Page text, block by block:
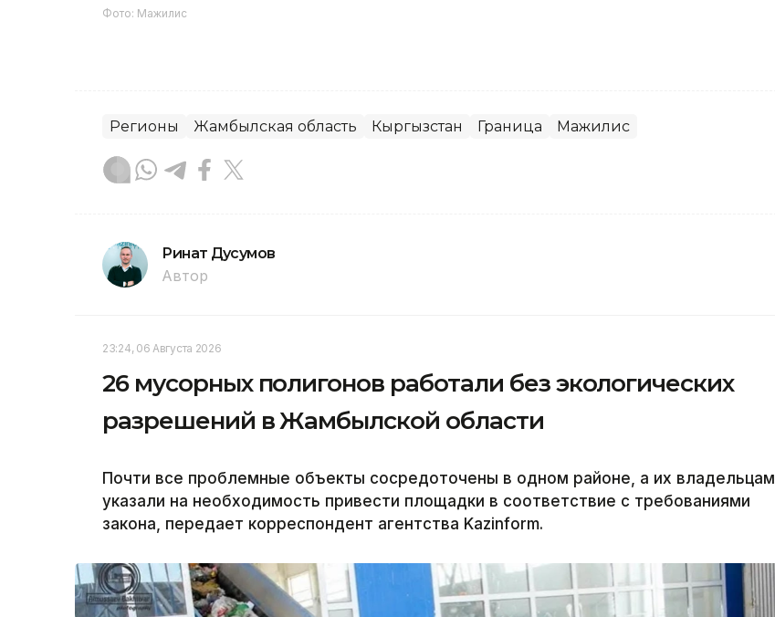
Фото: Мажилис
Регионы Жамбылская область Кыргызстан Граница Мажилис
Ринат Дусумов
Автор
23:24, 06 Августа 2026
26 мусорных полигонов работали без экологических
разрешений в Жамбылской области
Почти все проблемные объекты сосредоточены в одном районе, а их владельцам
указали на необходимость привести площадки в соответствие с требованиями
закона, передает корреспондент агентства Kazinform.